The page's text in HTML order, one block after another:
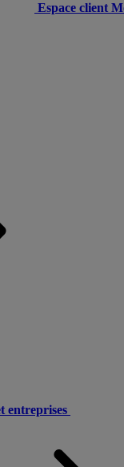
Espace client
entreprises